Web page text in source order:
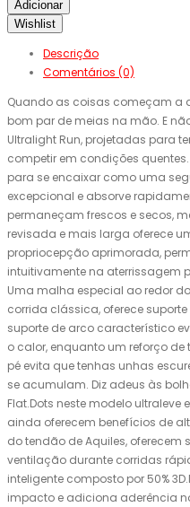
Adicionar
Wishlist
Descrição
Comentários (0)
Quando as coisas começam a
bom par de meias na mão. E
Ultralight Run, projetadas para
competir em condições
para se encaixar como uma
excepcional e absorve
permaneçam frescos e secos,
revisada e mais larga oferece
propriocepção aprimorada,
intuitivamente na aterrissagem
Uma malha especial ao redor
corrida clássica, oferece
suporte de arco característico
o calor, enquanto um reforço
pé evita que tenhas unhas
se acumulam. Diz adeus às
Flat.Dots neste modelo
ainda oferecem benefícios de
do tendão de Aquiles,
ventilação durante corridas
inteligente composto por 50%
impacto e adiciona aderência